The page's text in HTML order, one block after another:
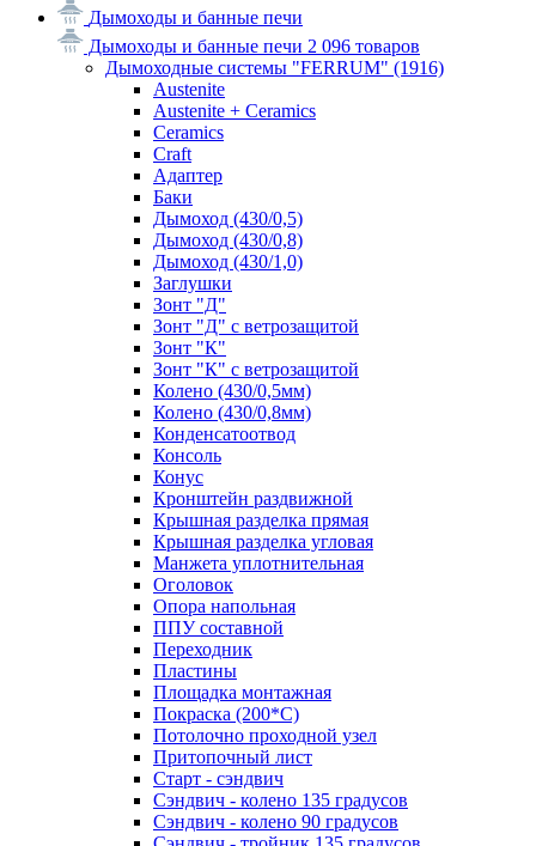
Дымоходы и банные печи
Дымоходы и банные печи 2 096 товаров
Дымоходные системы "FERRUM" (1916)
Austenite
Austenite + Ceramics
Ceramics
Craft
Адаптер
Баки
Дымоход (430/0,5)
Дымоход (430/0,8)
Дымоход (430/1,0)
Заглушки
Зонт "Д"
Зонт "Д" с ветрозащитой
Зонт "К"
Зонт "К" с ветрозащитой
Колено (430/0,5мм)
Колено (430/0,8мм)
Конденсатоотвод
Консоль
Конус
Кронштейн раздвижной
Крышная разделка прямая
Крышная разделка угловая
Манжета уплотнительная
Оголовок
Опора напольная
ППУ составной
Переходник
Пластины
Площадка монтажная
Покраска (200*С)
Потолочно проходной узел
Притопочный лист
Старт - сэндвич
Сэндвич - колено 135 градусов
Сэндвич - колено 90 градусов